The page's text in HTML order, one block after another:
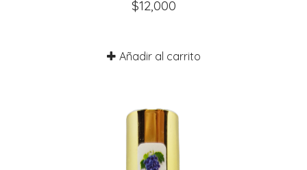
$12,000
Añadir al carrito